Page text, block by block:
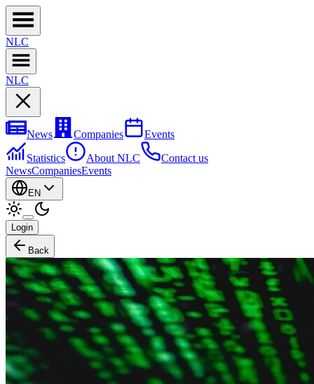
NLC
NLC
News Companies
Events
Statistics
About NLC
Contact us
NewsCompaniesEvents
EN
Login
Back